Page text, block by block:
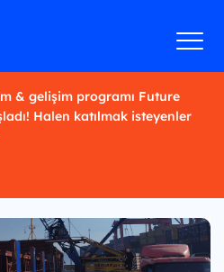
& gelişim programı Future
Halen katılmak isteyenler